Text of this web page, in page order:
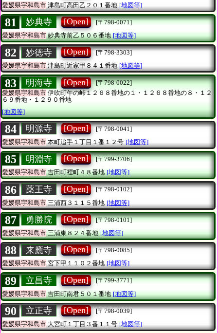
愛媛県宇和島市 津島町高田乙２０１番地 [地図等]
81 妙典寺 [Open]
[〒798-0071]
愛媛県宇和島市妙典寺前乙５０６番地 [地図等]
82 妙徳寺 [Open]
[〒798-3303]
愛媛県宇和島市津島町近家甲８４１番地 [地図等]
83 明海寺 [Open]
[〒798-0022]
愛媛県宇和島市 伊吹町午の峠１２６８番地の１・１２６８番地の８・１２
６９番地・１２９０番地
[地図等]
84 明源寺 [Open]
[〒798-0041]
愛媛県宇和島市 本町追手１丁目１番１２号 [地図等]
85 明淵寺 [Open]
[〒799-3706]
愛媛県宇和島市吉田町裡町４８番地 [地図等]
86 薬王寺 [Open]
[〒798-0102]
愛媛県宇和島市 三浦西３１１５番地 [地図等]
87 勇勝院 [Open]
[〒798-0101]
愛媛県宇和島市三浦東８２４番地 [地図等]
88 来應寺 [Open]
[〒798-0085]
愛媛県宇和島市宮下甲１１０２番地 [地図等]
89 立昌寺 [Open]
[〒799-3771]
愛媛県宇和島市吉田町南君５０１番地 [地図等]
90 立正寺 [Open]
[〒798-0039]
愛媛県宇和島市 大宮町１丁目３番１１号 [地図等]